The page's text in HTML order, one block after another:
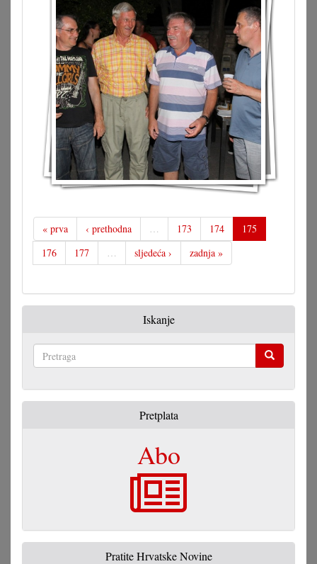
« prva ‹ prethodna … 173 174
175
176
177 … sljedeća › zadnja »
Iskanje
Pretplata
Abo
Pratite Hrvatske Novine